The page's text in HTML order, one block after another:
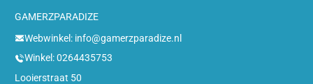
GAMERZPARADIZE
Webwinkel: info@gamerzparadize.nl
Winkel: 0264435753
Looierstraat 50